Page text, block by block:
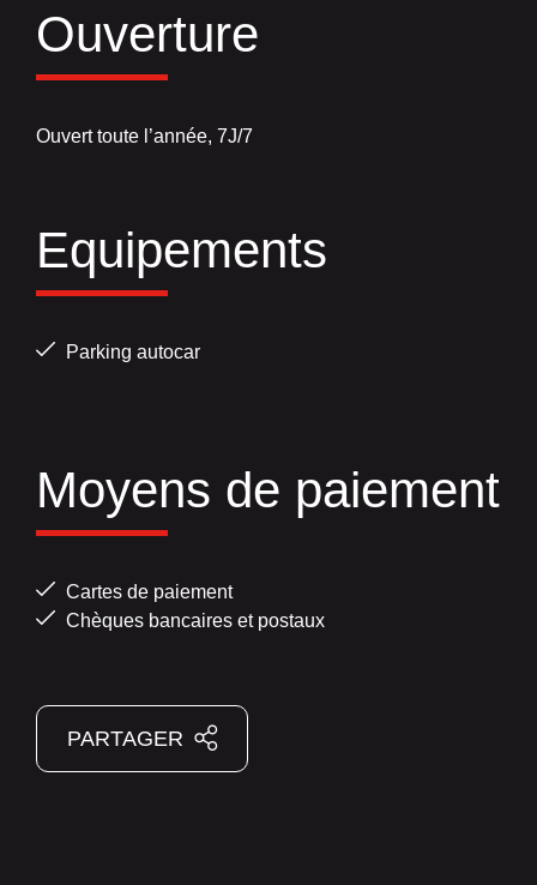
Ouverture
Ouvert toute l’année, 7J/7
Equipements
Parking autocar
Moyens de paiement
Cartes de paiement
Chèques bancaires et postaux
PARTAGER